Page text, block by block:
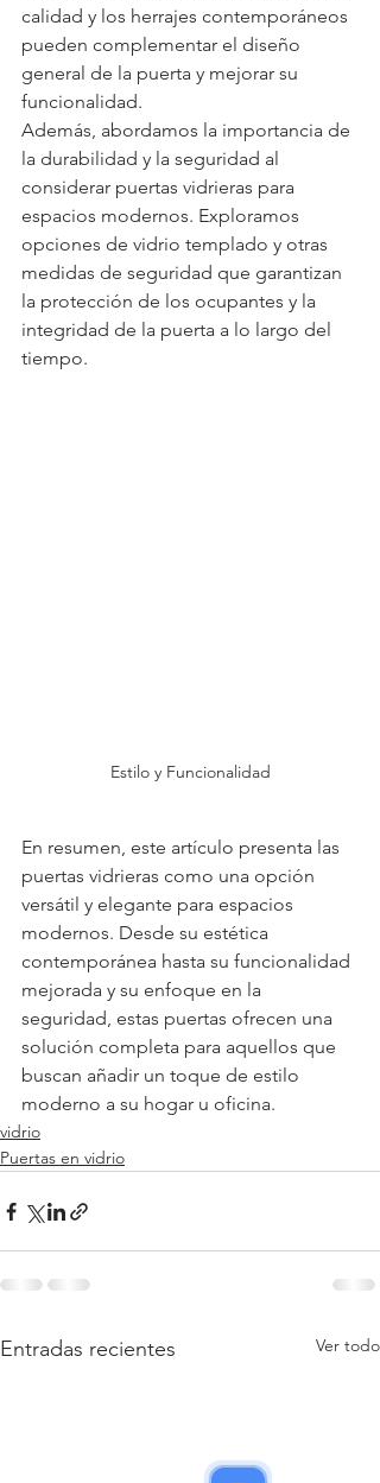
calidad y los herrajes contemporáneos
pueden complementar el diseño
general de la puerta y mejorar su
funcionalidad.
Además, abordamos la importancia de
la durabilidad y la seguridad al
considerar puertas vidrieras para
espacios modernos. Exploramos
opciones de vidrio templado y otras
medidas de seguridad que garantizan
la protección de los ocupantes y la
integridad de la puerta a lo largo del
tiempo.
Estilo y Funcionalidad
En resumen, este artículo presenta las
puertas vidrieras como una opción
versátil y elegante para espacios
modernos. Desde su estética
contemporánea hasta su funcionalidad
mejorada y su enfoque en la
seguridad, estas puertas ofrecen una
solución completa para aquellos que
buscan añadir un toque de estilo
moderno a su hogar u oficina.
vidrio
Puertas en vidrio
Entradas recientes Ver todo